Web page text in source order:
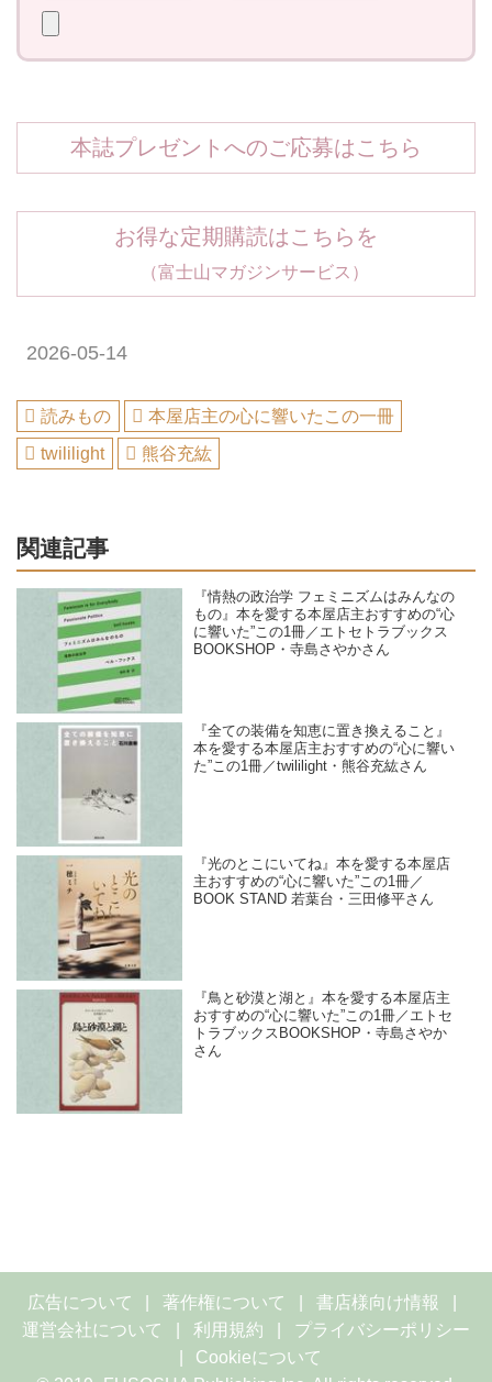
本誌プレゼントへのご応募はこちら
お得な定期購読はこちらを
（富士山マガジンサービス）
2026-05-14
読みもの
本屋店主の心に響いたこの一冊
twililight
熊谷充紘
関連記事
『情熱の政治学 フェミニズムはみんなの
もの』本を愛する本屋店主おすすめの“心
に響いた”この1冊／エトセトラブックス
BOOKSHOP・寺島さやかさん
『全ての装備を知恵に置き換えること』
本を愛する本屋店主おすすめの“心に響い
た”この1冊／twililight・熊谷充紘さん
『光のとこにいてね』本を愛する本屋店
主おすすめの“心に響いた”この1冊／
BOOK STAND 若葉台・三田修平さん
『鳥と砂漠と湖と』本を愛する本屋店主
おすすめの“心に響いた”この1冊／エトセ
トラブックスBOOKSHOP・寺島さやか
さん
広告について 著作権について
書店様向け情報
運営会社について
利用規約
プライバシーポリシー
Cookieについて